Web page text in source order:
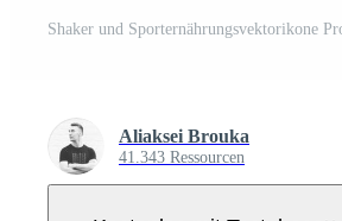
Shaker und Sporternährungsvektorikone
Aliaksei Brouka
41.343 Ressourcen